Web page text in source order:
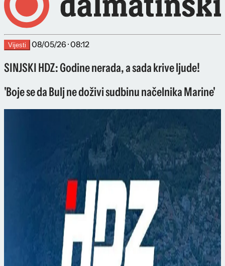
Vijesti 08/05/26 · 08:12
SINJSKI HDZ: Godine nerada, a sada krive ljude!
'Boje se da Bulj ne doživi sudbinu načelnika Marine'